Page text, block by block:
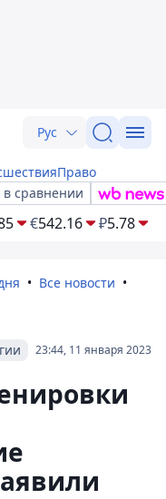
Рус
Право
в сравнении
€542.16 ₽5.78
Все новости
23:44, 11 января 2023